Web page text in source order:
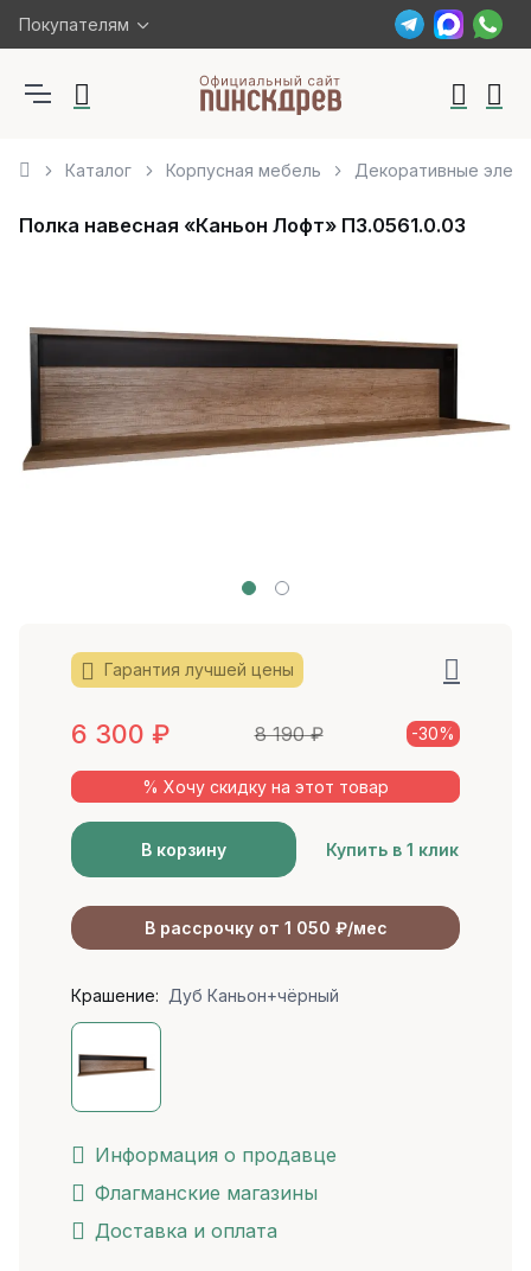
Покупателям
Каталог Корпусная мебель Декоративные
Полка навесная «Каньон Лофт» П3.0561.0.03
Гарантия лучшей цены
6 300 ₽ 8 190₽ -30%
% Хочу скидку на этот товар
В корзину Купить в 1 клик
В рассрочку от 1 050 ₽/мес
Крашение: Дуб Каньон+чёрный
Информация о продавце
Флагманские магазины
Доставка и оплата